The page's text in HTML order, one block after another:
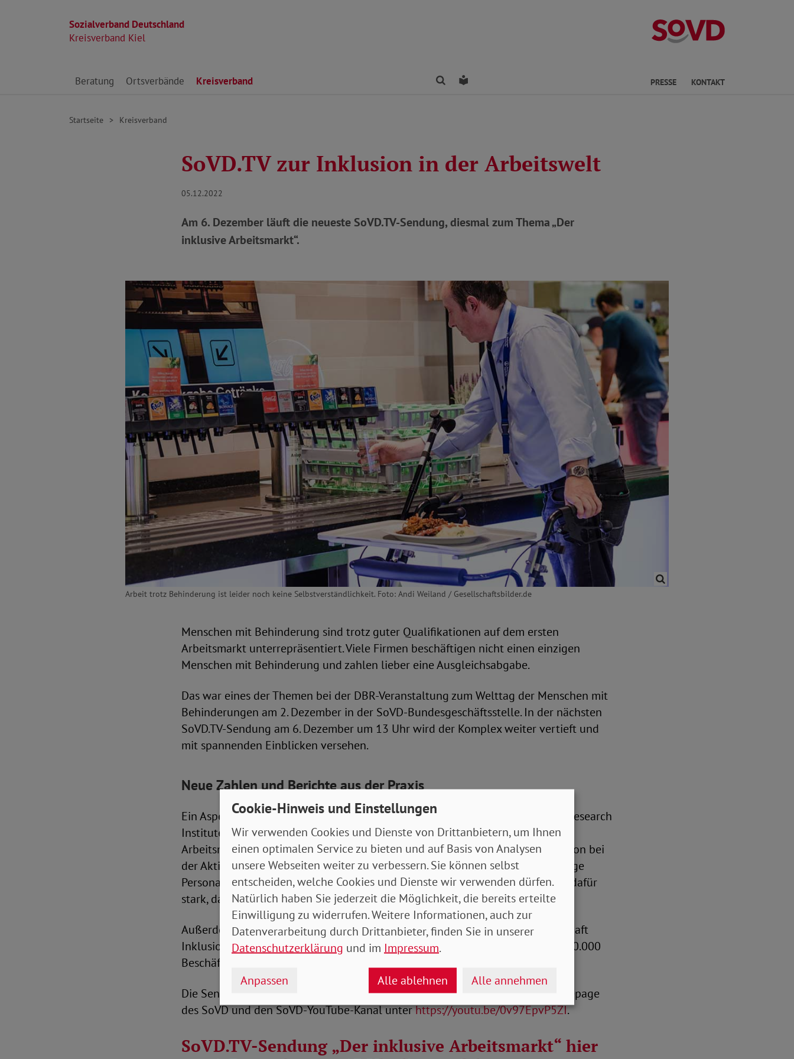
Sozialverband Deutschland
Kreisverband Kiel
Kreisverband
Direkt zu den Inhalten springen
Beratung Ortsverbände Kreisverband FindenLeichte Sprache PRESSE KONTAKT
Startseite Kreisverband
SoVD.TV zur Inklusion in der Arbeitswelt
05.12.2022
Am 6. Dezember läuft die neueste SoVD.TV-Sendung, diesmal zum Thema „Der
inklusive Arbeitsmarkt“.
Arbeit trotz Behinderung ist leider noch keine Selbstverständlichkeit. Foto: Andi Weiland / Gesellschaftsbilder.de
Menschen mit Behinderung sind trotz guter Qualifikationen auf dem ersten
Arbeitsmarkt unterrepräsentiert. Viele Firmen beschäftigen nicht einen einzigen
Menschen mit Behinderung und zahlen lieber eine Ausgleichsabgabe.
Das war eines der Themen bei der DBR-Veranstaltung zum Welttag der Menschen mit
Behinderungen am 2. Dezember in der SoVD-Bundesgeschäftsstelle. In der nächsten
SoVD.TV-Sendung am 6. Dezember um 13 Uhr wird der Komplex weiter vertieft und
mit spannenden Einblicken versehen.
Neue Zahlen und Berichte aus der Praxis
Ein Aspekt ist dann das neue „Inklusionsbarometer Arbeit“ vom Handelsblatt Research
Institute, die wohl umfangreichste Studie zur Inklusion auf dem deutschen
Arbeitsmarkt. Zu Gast sind Dagmar Greskamp, Referentin für Arbeit und Inklusion bei
der Aktion Mensch und Karen Schallert von „Handicap unlimited“. Die ehemalige
Personalchefin u.a. von DHL und McKinsey ist selbst betroffen und macht sich dafür
stark, dass Unternehmen Behinderung als Ressource zu erkennen.
Außerdem dabei ist Ulrich Adlhoch, Vorsitzender der „Bundesarbeitsgemeinschaft
Inklusionsfirmen“. Er vertritt ein bundesweites Netzwerk von etwa 1.000 mit 30.000
Beschäftigten und kann viele Beispiele aus der Praxis beitragen.
Die Sendung ist abrufbar im Fernsehprogramm von Alex Berlin, über die Homepage
des SoVD und den SoVD-YouTube-Kanal unterhttps://youtu.be/0v97EpvP5ZI.
SoVD.TV-Sendung „Der inklusive Arbeitsmarkt“ hier
Cookie-Hinweis und Einstellungen
Wir verwenden Cookies und Dienste von Drittanbietern, um Ihnen
einen optimalen Service zu bieten und auf Basis von Analysen
unsere Webseiten weiter zu verbessern. Sie können selbst
entscheiden, welche Cookies und Dienste wir verwenden dürfen.
Natürlich haben Sie jederzeit die Möglichkeit, die bereits erteilte
Einwilligung zu widerrufen. Weitere Informationen, auch zur
Datenverarbeitung durch Drittanbieter, finden Sie in unserer
Datenschutzerklärung und im Impressum.
Anpassen Alle ablehnen Alle annehmen